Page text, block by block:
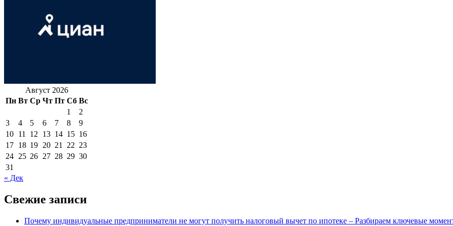
Август 2026
Пн Вт Ср Чт Пт Сб Вс
1
2
3
4 5 6 7 8
9
10 11 12 13 14 15 16
17 18 19 20 21 22 23
24 25 26 27 28 29 30
31
« Дек
Свежие записи
Почему индивидуальные предприниматели не могут получить налоговый вычет по ипотеке – Разбираем ключевые